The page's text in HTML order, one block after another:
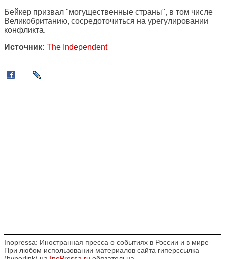
Бейкер призвал "могущественные страны", в том числе
Великобританию, сосредоточиться на урегулировании
конфликта.
Источник: The Independent
Inopressa: Иностранная пресса о событиях в России и в мире
При любом использовании материалов сайта гиперссылка